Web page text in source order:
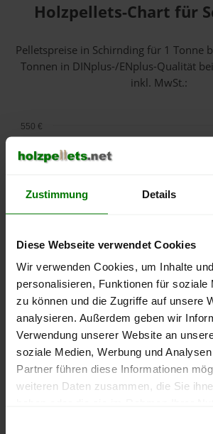
Zustimmung Details
Diese Webseite verwendet Cookies
Wir verwenden Cookies, um Inhalte
personalisieren, Funktionen für soziale
zu können und die Zugriffe auf unsere
analysieren. Außerdem geben wir
Verwendung unserer Website an
soziale Medien, Werbung und
Partner führen diese Informationen
weiteren Daten zusammen, die Sie
Holzpellets-Chart für
Pelletspreise in Schirnding für 1 Tonne
Tonnen in DINplus-/ENplus-Qualität
inkl. MwSt.:
lose Ware
September
2025
Januar
250 €
300 €
450 €
500 €
550 €
Die aktuelle Preisentwicklung für